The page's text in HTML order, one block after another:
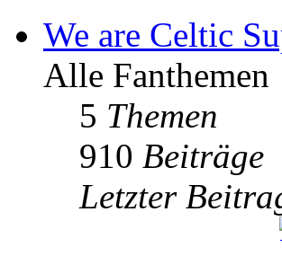
We are Celtic
Alle Fanthemen
5 Themen
910 Beiträge
Letzter